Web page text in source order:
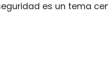
es un tema